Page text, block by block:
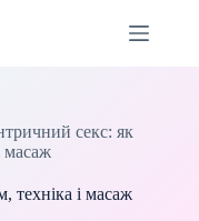
секс: як
масаж
техніка і масаж